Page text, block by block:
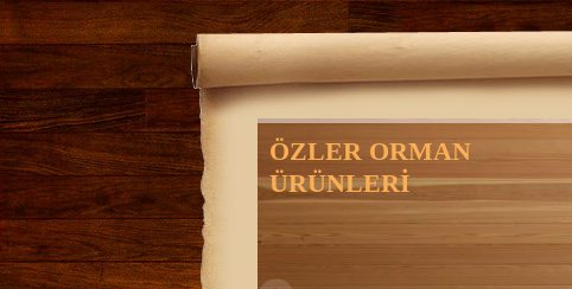
ÖZLER ORMAN
ÜRÜNLERİ